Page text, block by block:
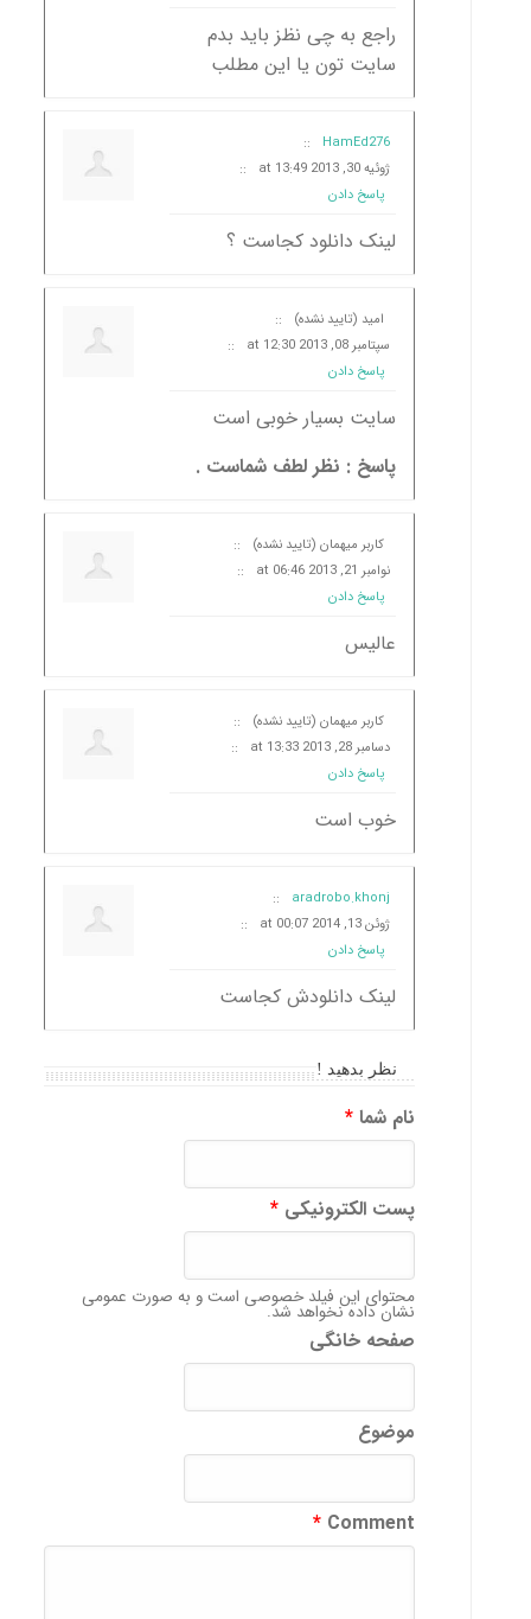
راجع به چی نظز باید بدم
سایت تون یا این مطلب
HamEd276
ژوئیه 30, 2013 at 13:49
پاسخ دادن
لینک دانلود کجاست ؟
امید (تایید نشده)
سپتامبر 08, 2013 at 12:30
پاسخ دادن
سایت بسیار خوبی است
پاسخ : نظر لطف شماست .
کاربر میهمان (تایید نشده)
نوامبر 21, 2013 at 06:46
پاسخ دادن
عالیس
کاربر میهمان (تایید نشده)
دسامبر 28, 2013 at 13:33
پاسخ دادن
خوب است
aradrobo.khonj
ژوئن 13, 2014 at 00:07
پاسخ دادن
لینک دانلودش کجاست
نظر بدهید !
نام شما*
پست الکترونیکی*
محتوای این فیلد خصوصی است و به صورت عمومی
نشان داده نخواهد شد.
صفحه خانگی
موضوع
Comment
*